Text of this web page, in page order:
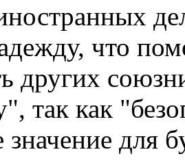
что
других
так как
для